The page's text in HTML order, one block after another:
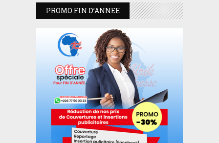
PROMO FIN D’ANNEE